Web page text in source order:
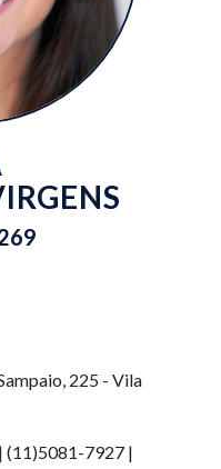
225 - Vila
(11)5081-7927 |